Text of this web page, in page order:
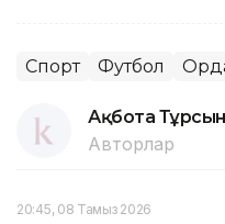
Спорт Футбол
Ақбота
Авторлар
20:45, 08 Тамыз 2026